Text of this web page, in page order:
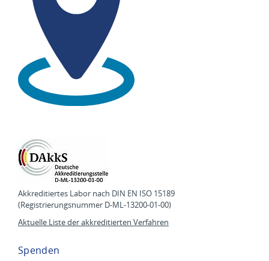
Akkreditiertes Labor nach DIN EN ISO 15189
(Registrierungsnummer D-ML-13200-01-00)
Aktuelle Liste der akkreditierten Verfahren
Spenden